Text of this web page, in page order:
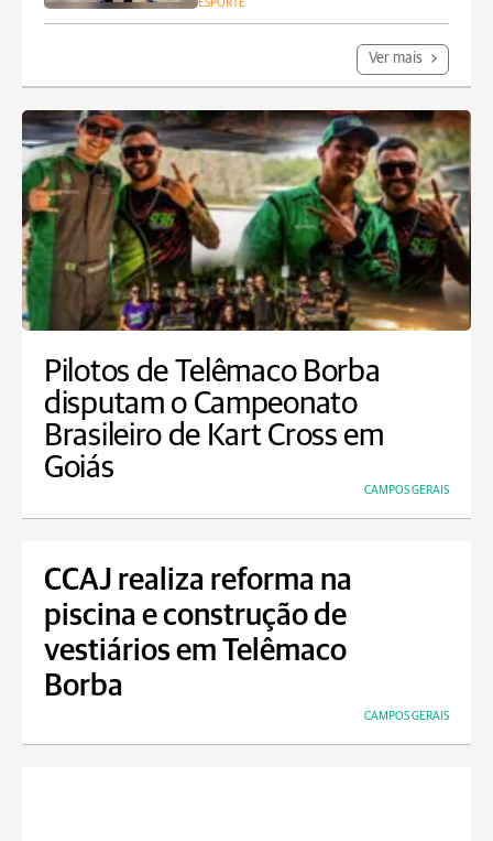
ESPORTE
Ver mais
Pilotos de Telêmaco Borba
disputam o Campeonato
Brasileiro de Kart Cross em
Goiás
CAMPOS GERAIS
CCAJ realiza reforma na
piscina e construção de
vestiários em Telêmaco
Borba
CAMPOS GERAIS